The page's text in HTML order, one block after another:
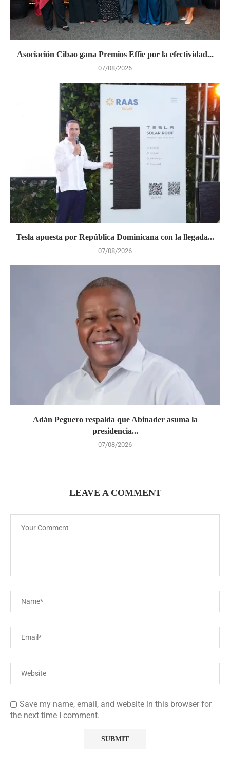
Asociación Cibao gana Premios Effie por la efectividad...
07/08/2026
Tesla apuesta por República Dominicana con la llegada...
07/08/2026
Adán Peguero respalda que Abinader asuma la
presidencia...
07/08/2026
LEAVE A COMMENT
Save my name, email, and website in this browser for
the next time I comment.